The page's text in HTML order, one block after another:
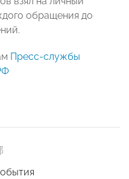
обращения до
Пресс-службы